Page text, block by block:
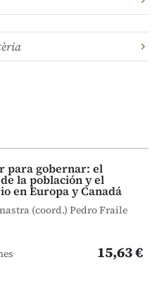
para gobernar: el
la población y el
en Europa y Canadá
(coord.) Pedro Fraile
15,63 €